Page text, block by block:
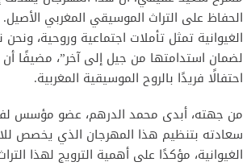
الحفاظ على التراث الموسيقي المغربي
الغيوانية تمثل تأملات اجتماعية وروحية،
لضمان استدامتها من جيل إلى آخر”، مضيفًا
احتفالًا فريدًا بالروح الموسيقية المغربية.
من جهته، أبدى محمد الدرهم، عضو مؤسس
سعادته بتنظيم هذا المهرجان الذي يخصص
الغيوانية، مؤكدًا على أهمية الترويج لهذا